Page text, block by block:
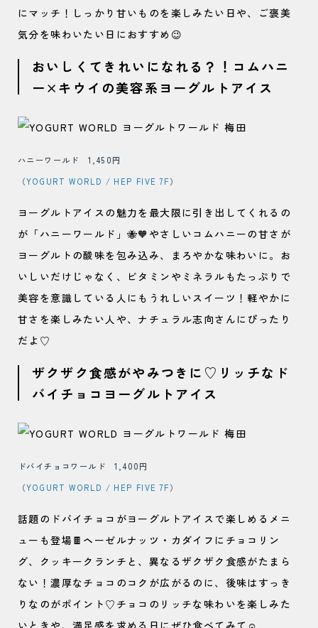
にマッチ！しっかり甘いものを楽しみたい日や、ご褒美
気分を味わいたい日におすすめ😉
おいしくてきれいになれる？！コムハニ
ー×キウイの美容系ヨーグルトアイス
ハニーワールド 1,450円
（YOGURT WORLD / HEP FIVE 7F）
ヨーグルトアイスの魅力を最大限に引き出してくれるの
が「ハニーワールド」🐝🧡やさしいコムハニーの甘さが
ヨーグルトの酸味を包み込み、まろやかな味わいに。お
いしいだけじゃなく、ビタミンやミネラルもたっぷりで
美容を意識している人にもうれしいスイーツ！軽やかに
甘さを楽しみたい人や、ナチュラル志向さんにぴったり
だよ♡
ザクザク食感がやみつきに♡リッチなド
バイチョコヨーグルトアイス
ドバイチョコワールド 1,400円
（YOGURT WORLD / HEP FIVE 7F）
話題のドバイチョコがヨーグルトアイスで楽しめるメニ
ューも登場🍫ヘーゼルナッツ・カダイフにチョコリン
グ、クッキークランチと、異なるザクザク食感がたまら
ない！濃厚なチョコのコクが広がるのに、後味はすっき
りなのがポイント♡チョコのリッチな味わいを楽しみた
いときや、満足感を求める日にぜひ食べてみて☺️